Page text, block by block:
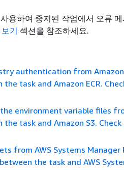
용하여 중지된 작업에서 오류
기 섹션을 참조하세요.
authentication from Amazon
task and Amazon ECR.
environment variable files
the task and Amazon S3.
from AWS Systems Manager
the task and AWS